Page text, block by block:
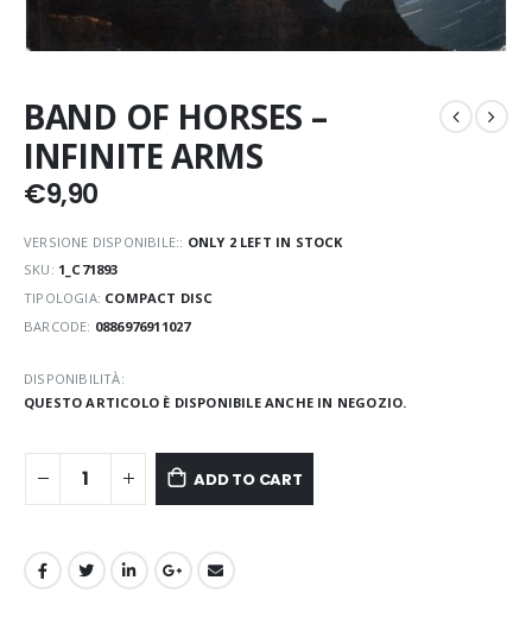
BAND OF HORSES –
INFINITE ARMS
€9,90
VERSIONE DISPONIBILE:: ONLY 2 LEFT IN STOCK
SKU: 1_C71893
TIPOLOGIA: COMPACT DISC
BARCODE: 0886976911027
DISPONIBILITÀ:
QUESTO ARTICOLO È DISPONIBILE ANCHE IN NEGOZIO.
ADD TO CART